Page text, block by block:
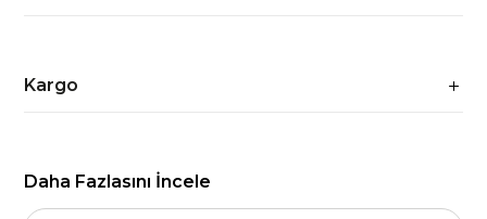
Kargo
Daha Fazlasını İncele